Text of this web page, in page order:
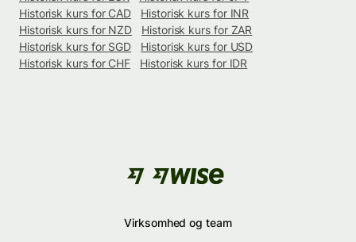
Historisk kurs for CAD
Historisk kurs for INR
Historisk kurs for NZD
Historisk kurs for ZAR
Historisk kurs for SGD
Historisk kurs for USD
Historisk kurs for CHF
Historisk kurs for IDR
Virksomhed og team